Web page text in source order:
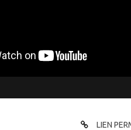
LIEN